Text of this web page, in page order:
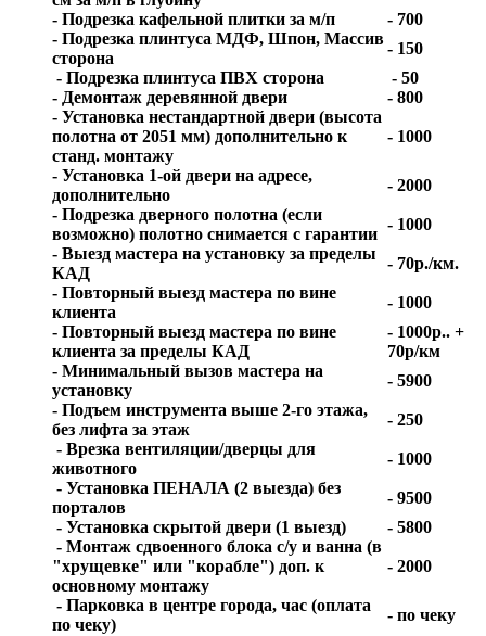
- Подрезка кафельной плитки за м/п
- 700
- Подрезка плинтуса МДФ, Шпон, Массив
сторона
- 150
- Подрезка плинтуса ПВХ сторона
- 50
- Демонтаж деревянной двери
- 800
- Установка нестандартной двери (высота
полотна от 2051 мм) дополнительно к
станд. монтажу
- 1000
- Установка 1-ой двери на адресе,
дополнительно
- 2000
- Подрезка дверного полотна (если
возможно) полотно снимается с гарантии
- 1000
- Выезд мастера на установку за пределы
КАД
- 70р./км.
- Повторный выезд мастера по вине
клиента
- 1000
- Повторный выезд мастера по вине
клиента за пределы КАД
- 1000р.. +
70р/км
- Минимальный вызов мастера на
установку
- 5900
- Подъем инструмента выше 2-го этажа,
без лифта за этаж
- 250
- Врезка вентиляции/дверцы для
животного
- 1000
- Установка ПЕНАЛА (2 выезда) без
порталов
- 9500
- Установка скрытой двери (1 выезд)
- 5800
- Монтаж сдвоенного блока с/у и ванна (в
"хрущевке" или "корабле") доп. к
основному монтажу
- 2000
- Парковка в центре города, час (оплата
по чеку)
- по чеку